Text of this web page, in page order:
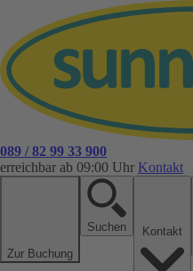
089 / 82 99 33 900
erreichbar ab 09:00 Uhr Kontakt
Zur Buchung
Suchen